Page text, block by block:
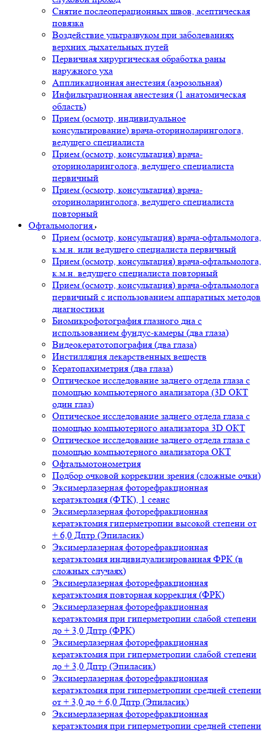
Снятие послеоперационных швов, асептическая
повязка
Воздействие ультразвуком при заболеваниях
верхних дыхательных путей
Первичная хирургическая обработка раны
наружного уха
Аппликационная анестезия (аэрозольная)
Инфильтрационная анестезия (1 анатомическая
область)
Прием (осмотр, индивидуальное
консультирование) врача-оториноларинголога,
ведущего специалиста
Прием (осмотр, консультация) врача-
оториноларинголога, ведущего специалиста
первичный
Прием (осмотр, консультация) врача-
оториноларинголога, ведущего специалиста
повторный
Офтальмология
Прием (осмотр, консультация) врача-офтальмолога,
к.м.н. или ведущего специалиста первичный
Прием (осмотр, консультация) врача-офтальмолога,
к.м.н. ведущего специалиста повторный
Прием (осмотр, консультация) врача-офтальмолога
первичный с использованием аппаратных методов
диагностики
Биомикрофотография глазного дна с
использованием фундус-камеры (два глаза)
Видеокератотопография (два глаза)
Инстилляция лекарственных веществ
Кератопахиметрия (два глаза)
Оптическое исследование заднего отдела глаза с
помощью компьютерного анализатора (3D ОКТ
один глаз)
Оптическое исследование заднего отдела глаза с
помощью компьютерного анализатора 3D ОКТ
Оптическое исследование заднего отдела глаза с
помощью компьютерного анализатора ОКТ
Офтальмотонометрия
Подбор очковой коррекции зрения (сложные очки)
Эксимерлазерная фоторефракционная
кератэктомия (ФТК), 1 сеанс
Эксимерлазерная фоторефракционная
кератэктомия гиперметропии высокой степени от
+ 6,0 Дптр (Эпиласик)
Эксимерлазерная фоторефракционная
кератэктомия индивидуализированная ФРК (в
сложных случаях)
Эксимерлазерная фоторефракционная
кератэктомия повторная коррекция (ФРК)
Эксимерлазерная фоторефракционная
кератэктомия при гиперметропии слабой степени
до + 3,0 Дптр (ФРК)
Эксимерлазерная фоторефракционная
кератэктомия при гиперметропии слабой степени
до + 3,0 Дптр (Эпиласик)
Эксимерлазерная фоторефракционная
кератэктомия при гиперметропии средней степени
от + 3,0 до + 6,0 Дптр (Эпиласик)
Эксимерлазерная фоторефракционная
кератэктомия при гиперметропии средней степени